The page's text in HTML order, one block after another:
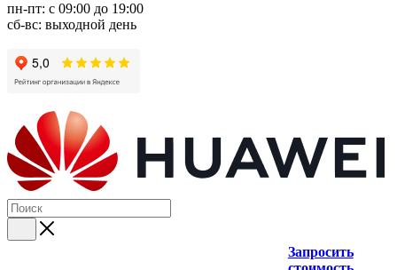
пн-пт: с 09:00 до 19:00
сб-вс: выходной день
Запросить